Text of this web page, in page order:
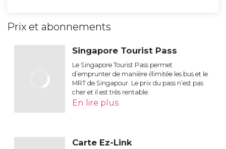
Prix et abonnements
Singapore Tourist Pass
Le Singapore Tourist Pass permet
d’emprunter de manière illimitée les bus et le
MRT de Singapour. Le prix du pass n’est pas
cher et il est très rentable.
En lire plus
Carte Ez-Link